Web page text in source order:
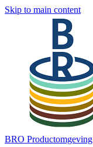
Skip to main content
BRO Productomgeving